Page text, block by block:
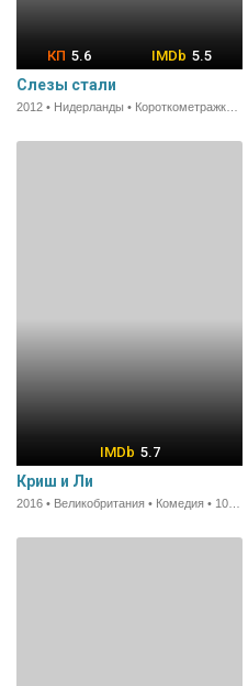
5.6 5.5
Слезы стали
5.7
Криш и Ли